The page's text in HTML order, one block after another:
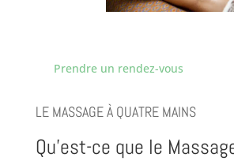
Prendre un rendez-vous
LE MASSAGE À QUATRE MAINS
Qu’est-ce que le